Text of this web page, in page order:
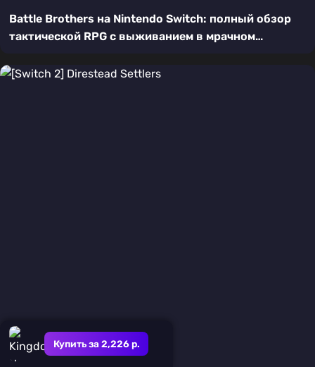
Купить за 2,226 р.
Battle Brothers на Nintendo Switch: полный обзор
тактической RPG с выживанием в мрачном